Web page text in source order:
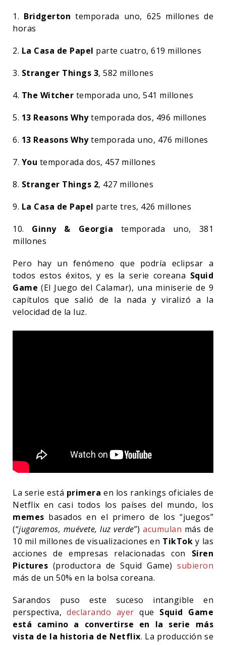
1. Bridgerton temporada uno, 625 millones de
horas
2. La Casa de Papel parte cuatro, 619 millones
3. Stranger Things 3, 582 millones
4. The Witcher temporada uno, 541 millones
5. 13 Reasons Whytemporada dos, 496 millones
6. 13 Reasons Whytemporada uno, 476 millones
7. You temporada dos, 457 millones
8. Stranger Things 2, 427 millones
9. La Casa de Papel parte tres, 426 millones
10. Ginny & Georgia temporada uno, 381
millones
Pero hay un fenómeno que podría eclipsar a
todos estos éxitos, y es la serie coreana Squid
Game (El Juego del Calamar), una miniserie de 9
capítulos que salió de la nada y viralizó a la
velocidad de la luz.
La serie está primera en los rankings oficiales de
Netflix en casi todos los países del mundo, los
memes basados en el primero de los “juegos”
(“jugaremos, muévete, luz verde”)acumulan más de
10 mil millones de visualizaciones en TikToky las
acciones de empresas relacionadas con Siren
Pictures (productora de Squid Game) subieron
más de un 50% en la bolsa coreana.
Sarandos puso este suceso intangible en
perspectiva,declarando ayer que Squid Game
está camino a convertirse en la serie más
vista de la historia de Netflix. La producción se